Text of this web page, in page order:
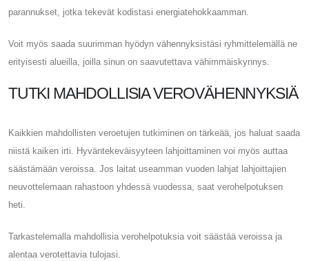
parannukset, jotka tekevät kodistasi energiatehokkaamman.
Voit myös saada suurimman hyödyn vähennyksistäsi ryhmittelemällä ne
erityisesti alueilla, joilla sinun on saavutettava vähimmäiskynnys.
TUTKI MAHDOLLISIA VEROVÄHENNYKSIÄ
Kaikkien mahdollisten veroetujen tutkiminen on tärkeää, jos haluat saada
niistä kaiken irti. Hyväntekeväisyyteen lahjoittaminen voi myös auttaa
säästämään veroissa. Jos laitat useamman vuoden lahjat lahjoittajien
neuvottelemaan rahastoon yhdessä vuodessa, saat verohelpotuksen
heti.
Tarkastelemalla mahdollisia verohelpotuksia voit säästää veroissa ja
alentaa verotettavia tulojasi.